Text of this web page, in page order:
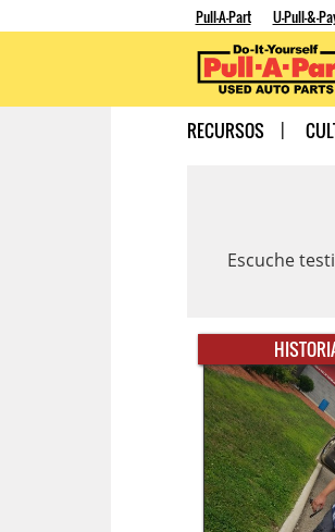
Pull-A-Part U-Pull-&-
RECURSOS
Escuche